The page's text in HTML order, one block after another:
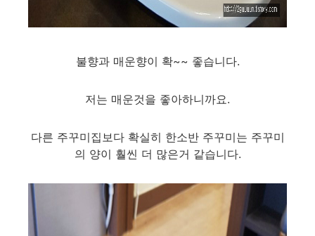
불향과 매운향이 확~~ 좋습니다.
저는 매운것을 좋아하니까요.
다른 주꾸미집보다 확실히 한소반 주꾸미는 주꾸미
의 양이 훨씬 더 많은거 같습니다.